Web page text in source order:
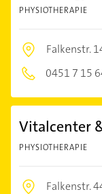
PHYSIOTHERAPIE
Falkenstr.
0451 7 15
Vitalcenter
PHYSIOTHERAPIE
Falkenstr.